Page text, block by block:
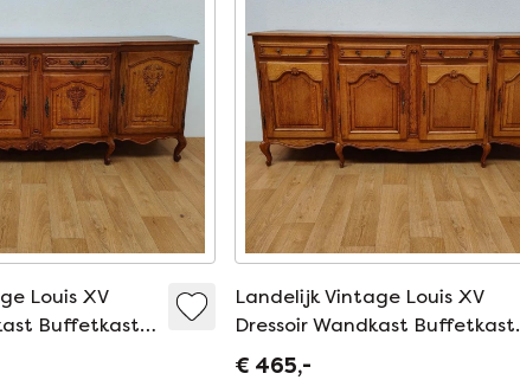
Louis XV
Buffetkast
Landelijk Vintage Louis XV
Dressoir Wandkast Buffetkast.
504
€ 465,-